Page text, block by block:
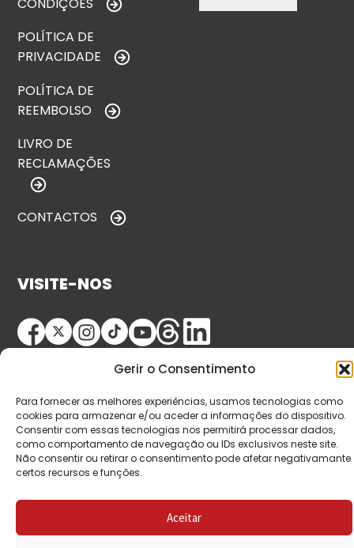
Gerir o Consentimento
Para fornecer as melhores experiências, usamos tecnologias como
cookies para armazenar e/ou aceder a informações do dispositivo.
Consentir com essas tecnologias nos permitirá processar dados,
como comportamento de navegação ou IDs exclusivos neste site.
Não consentir ou retirar o consentimento pode afetar negativamante
certos recursos e funções.
Aceitar
POLÍTICA DE
PRIVACIDADE
POLÍTICA DE
REEMBOLSO
LIVRO DE
RECLAMAÇÕES
CONTACTOS
VISITE-NOS
© Copyright 2026 Saída de Emergência. Todos os
direitos reservados.